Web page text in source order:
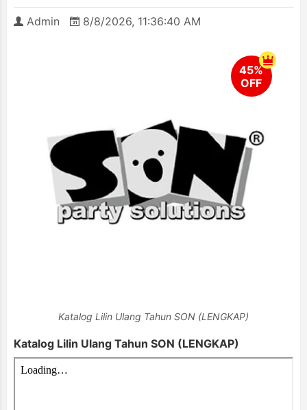
Admin 8/8/2026, 11:36:40 AM
Katalog Lilin Ulang Tahun SON (LENGKAP)
Katalog Lilin Ulang Tahun SON (LENGKAP)